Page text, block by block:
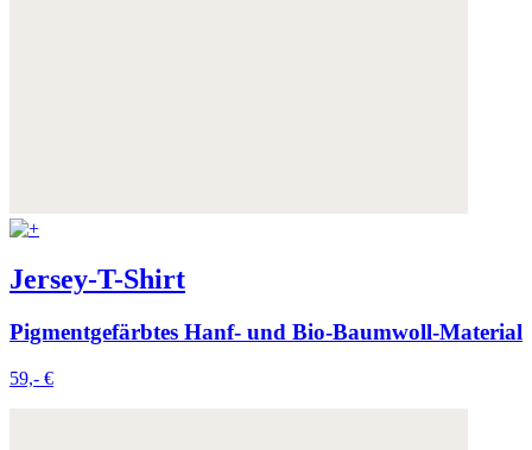
Jersey-T-Shirt
Pigmentgefärbtes Hanf- und Bio-Baumwoll-Material
59,- €